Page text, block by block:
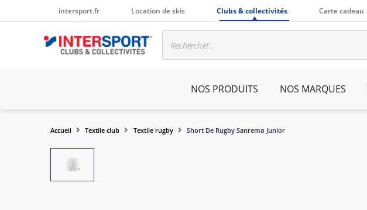
intersport.fr Location de skis Clubs & collectivités Carte cadeau
NOS PRODUITS NOS MARQUES
Accueil Textile club Textile rugby Short De Rugby Sanremo Junior